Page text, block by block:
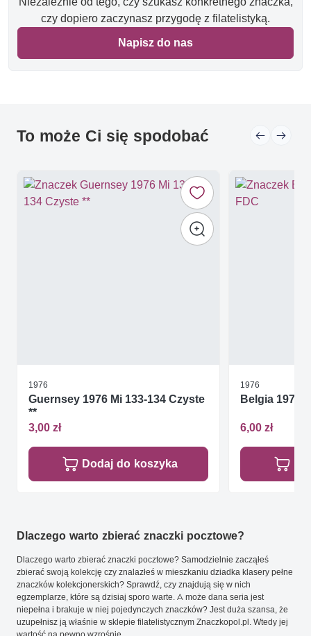
czy dopiero zaczynasz przygodę z filatelistyką.
Napisz do nas
To może Ci się spodobać
1976
Guernsey 1976 Mi 133-134 Czyste
**
3,00 zł
Dodaj do koszyka
1976
Belgia 1976
6,00 zł
Dlaczego warto zbierać znaczki pocztowe?
Dlaczego warto zbierać znaczki pocztowe? Samodzielnie zacząłeś
zbierać swoją kolekcję czy znalazłeś w mieszkaniu dziadka klasery pełne
znaczków kolekcjonerskich? Sprawdź, czy znajdują się w nich
egzemplarze, które są dzisiaj sporo warte. A może dana seria jest
niepełna i brakuje w niej pojedynczych znaczków? Jest duża szansa, że
uzupełnisz ją właśnie w sklepie filatelistycznym Znaczkopol.pl. Wtedy jej